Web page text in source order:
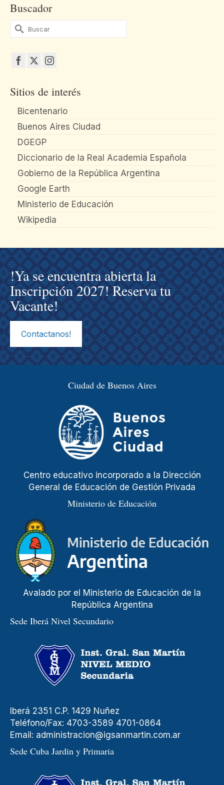
Buscador
Buscar
por:
Sitios de interés
Bicentenario
Buenos Aires Ciudad
DGEGP
Diccionario de la Real Academia Española
Gobierno de la República Argentina
Google Earth
Ministerio de Educación
Wikipedia
!Ya se encuentra abierta la
Inscripción 2027! Reserva tu
Vacante!
Contactanos!
Ciudad de Buenos Aires
Centro educativo incorporado a la Dirección
General de Educación de Gestión Privada
Ministerio de Educación
Avalado por el Ministerio de Educación de la
República Argentina
Sede Iberá Nivel Secundario
Iberá 2351 C.P. 1429 Nuñez
Teléfono/Fax: 4703-3589 4701-0864
Email: administracion@igsanmartin.com.ar
Sede Cuba Jardin y Primaria